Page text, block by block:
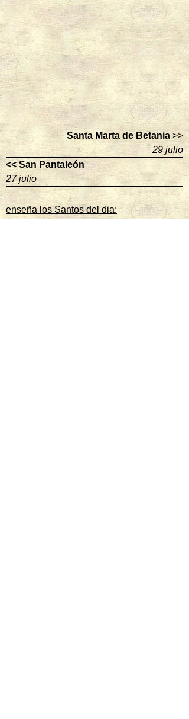
Santa Marta de Betania >>
29 julio
<< San Pantaleón
27 julio
enseña los Santos del dia: